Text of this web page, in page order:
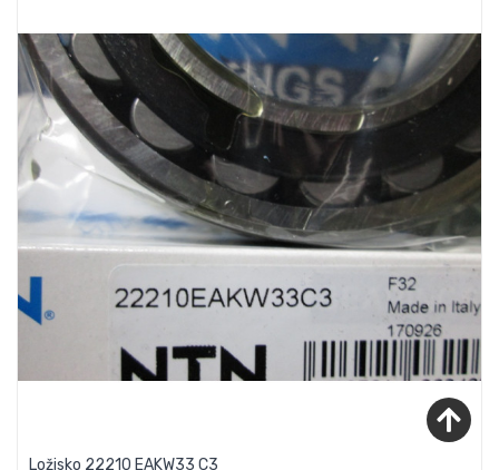
Ložisko 22210 EAKW33 C3